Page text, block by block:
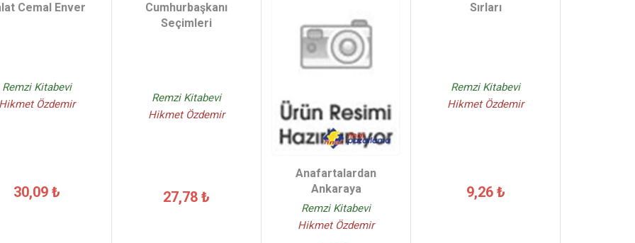
Cemal Enver
Remzi Kitabevi
Hikmet Özdemir
30,09 ₺
Cumhurbaşkanı
Seçimleri
Remzi Kitabevi
Hikmet Özdemir
27,78 ₺
Anafartalardan
Ankaraya
Remzi Kitabevi
Hikmet Özdemir
Sırları
Remzi Kitabevi
Hikmet Özdemir
9,26 ₺